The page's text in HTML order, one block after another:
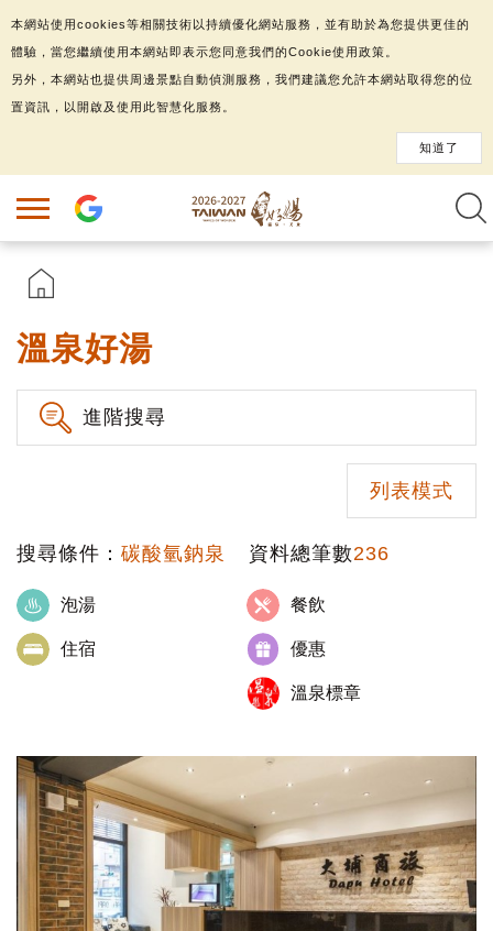
溫泉好湯
進階搜尋
列表模式
搜尋條件： 碳酸氫鈉泉 資料總筆數236
泡湯 餐飲
住宿 優惠
溫泉標章
本網站使用cookies等相關技術以持續優化網站服務，並有助於為您提供更佳的
體驗，當您繼續使用本網站即表示您同意我們的Cookie使用政策。
另外，本網站也提供周邊景點自動偵測服務，我們建議您允許本網站取得您的位
置資訊，以開啟及使用此智慧化服務。
知道了